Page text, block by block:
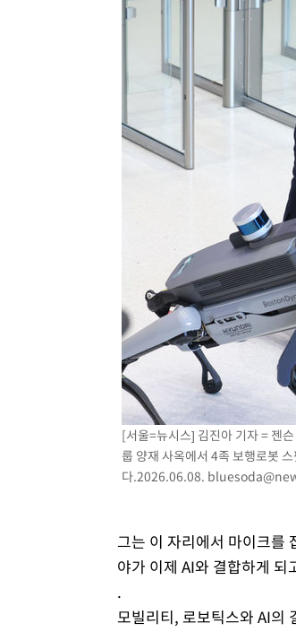
[서울=뉴시스] 김진아 기자 = 젠
룹 양재 사옥에서 4족 보행로봇
다.2026.06.08.
그는 이 자리에서 마이크를
야가 이제 AI와 결합하게
.
모빌리티, 로보틱스와 AI